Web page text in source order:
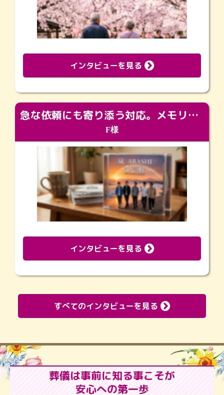
インタビューを見る
急な依頼にも寄り添う対応。メモリアルコーナーで振り返る大切な日々
F様
インタビューを見る
すべてのインタビューを見る
葬儀は事前に知る事こそが
安心への第一歩